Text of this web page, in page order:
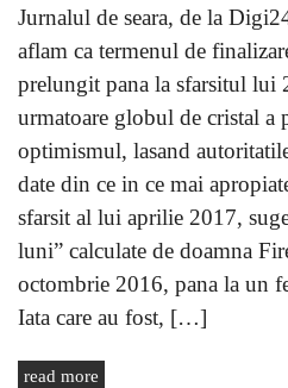
Jurnalul de seara, de la
aflam ca termenul de
prelungit pana la sfarsitul lui
urmatoare globul de cristal a
optimismul, lasand
date din ce in ce mai
sfarsit al lui aprilie 2017,
luni” calculate de doamna
octombrie 2016, pana la un
Iata care au fost, […]
read more